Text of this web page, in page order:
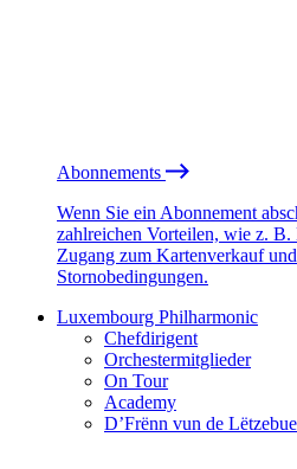
Abonnements
Wenn Sie ein Abonnement
zahlreichen Vorteilen, wie z.
Zugang zum Kartenverkauf
Stornobedingungen.
Luxembourg Philharmonic
Chefdirigent
Orchestermitglieder
On Tour
Academy
D’Frënn vun de